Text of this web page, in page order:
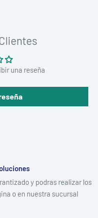
una reseña
y podras realizar los
o en nuestra sucursal